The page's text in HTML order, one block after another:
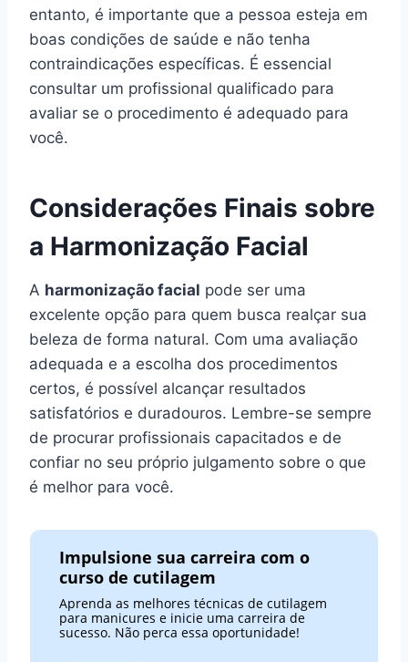
entanto, é importante que a pessoa esteja em
boas condições de saúde e não tenha
contraindicações específicas. É essencial
consultar um profissional qualificado para
avaliar se o procedimento é adequado para
você.
Considerações Finais sobre
a Harmonização Facial
A harmonização facial pode ser uma
excelente opção para quem busca realçar sua
beleza de forma natural. Com uma avaliação
adequada e a escolha dos procedimentos
certos, é possível alcançar resultados
satisfatórios e duradouros. Lembre-se sempre
de procurar profissionais capacitados e de
confiar no seu próprio julgamento sobre o que
é melhor para você.
Impulsione sua carreira com o
curso de cutilagem
Aprenda as melhores técnicas de cutilagem
para manicures e inicie uma carreira de
sucesso. Não perca essa oportunidade!